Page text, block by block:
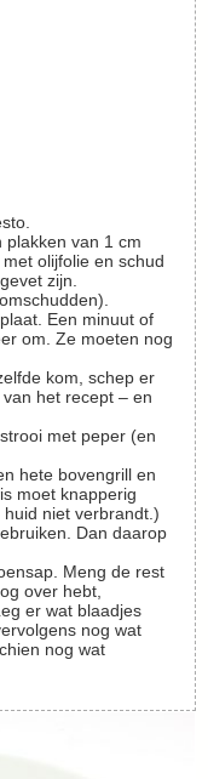
olijfolie en schud
zijn.
om. Ze moeten nog
het recept – en
moet knapperig
niet verbrandt.)
over hebt,
nog wat
nog wat